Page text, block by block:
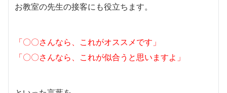
お教室の先生の接客にも役立ちます。
「〇〇さんなら、これがオススメです」
「〇〇さんなら、これが似合うと思いますよ」